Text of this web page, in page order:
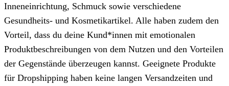
Inneneinrichtung, Schmuck sowie verschiedene
Gesundheits- und Kosmetikartikel. Alle haben zudem den
Vorteil, dass du deine Kund*innen mit emotionalen
Produktbeschreibungen von dem Nutzen und den Vorteilen
der Gegenstände überzeugen kannst. Geeignete Produkte
für Dropshipping haben keine langen Versandzeiten und